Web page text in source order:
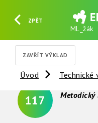
ZPĚT
ML_žák
ZAVŘÍT VÝKLAD
Úvod
117